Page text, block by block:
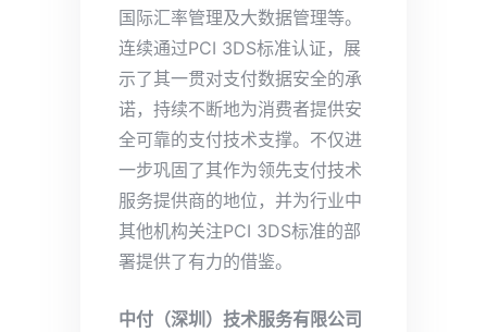
国际汇率管理及大数据管理等。
连续通过PCI 3DS标准认证，展
示了其一贯对支付数据安全的承
诺，持续不断地为消费者提供安
全可靠的支付技术支撑。不仅进
一步巩固了其作为领先支付技术
服务提供商的地位，并为行业中
其他机构关注PCI 3DS标准的部
署提供了有力的借鉴。
中付（深圳）技术服务有限公司